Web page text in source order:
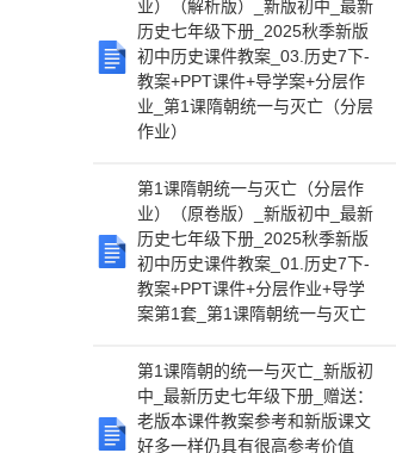
业）（解析版）_新版初中_最新
历史七年级下册_2025秋季新版
初中历史课件教案_03.历史7下-
教案+PPT课件+导学案+分层作
业_第1课隋朝统一与灭亡（分层
作业）
第1课隋朝统一与灭亡（分层作
业）（原卷版）_新版初中_最新
历史七年级下册_2025秋季新版
初中历史课件教案_01.历史7下-
教案+PPT课件+分层作业+导学
案第1套_第1课隋朝统一与灭亡
第1课隋朝的统一与灭亡_新版初
中_最新历史七年级下册_赠送：
老版本课件教案参考和新版课文
好多一样仍具有很高参考价值_